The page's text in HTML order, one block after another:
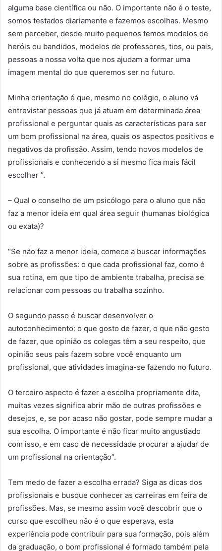
alguma base científica ou não. O importante não é o teste,
somos testados diariamente e fazemos escolhas. Mesmo
sem perceber, desde muito pequenos temos modelos de
heróis ou bandidos, modelos de professores, tios, ou pais,
pessoas a nossa volta que nos ajudam a formar uma
imagem mental do que queremos ser no futuro.
Minha orientação é que, mesmo no colégio, o aluno vá
entrevistar pessoas que já atuam em determinada área
profissional e perguntar quais as características para ser
um bom profissional na área, quais os aspectos positivos e
negativos da profissão. Assim, tendo novos modelos de
profissionais e conhecendo a si mesmo fica mais fácil
escolher ’’.
– Qual o conselho de um psicólogo para o aluno que não
faz a menor ideia em qual área seguir (humanas biológica
ou exata)?
“Se não faz a menor ideia, comece a buscar informações
sobre as profissões: o que cada profissional faz, como é
sua rotina, em que tipo de ambiente trabalha, precisa se
relacionar com pessoas ou trabalha sozinho.
O segundo passo é buscar desenvolver o
autoconhecimento: o que gosto de fazer, o que não gosto
de fazer, que opinião os colegas têm a seu respeito, que
opinião seus pais fazem sobre você enquanto um
profissional, que atividades imagina-se fazendo no futuro.
O terceiro aspecto é fazer a escolha propriamente dita,
muitas vezes significa abrir mão de outras profissões e
desejos, e, se por acaso não gostar, pode sempre mudar a
sua escolha. O importante é não ficar muito angustiado
com isso, e em caso de necessidade procurar a ajudar de
um profissional na orientação”.
Tem medo de fazer a escolha errada? Siga as dicas dos
profissionais e busque conhecer as carreiras em feira de
profissões. Mas, se mesmo assim você descobrir que o
curso que escolheu não é o que esperava, esta
experiência pode contribuir para sua formação, pois além
da graduação, o bom profissional é formado também pela